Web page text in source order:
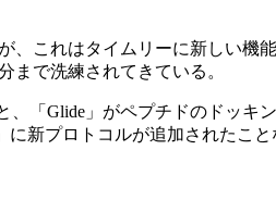
これはタイムリーに新しい機
まで洗練されてきている。
「Glide」がペプチドのドッキ
新プロトコルが追加されたこと